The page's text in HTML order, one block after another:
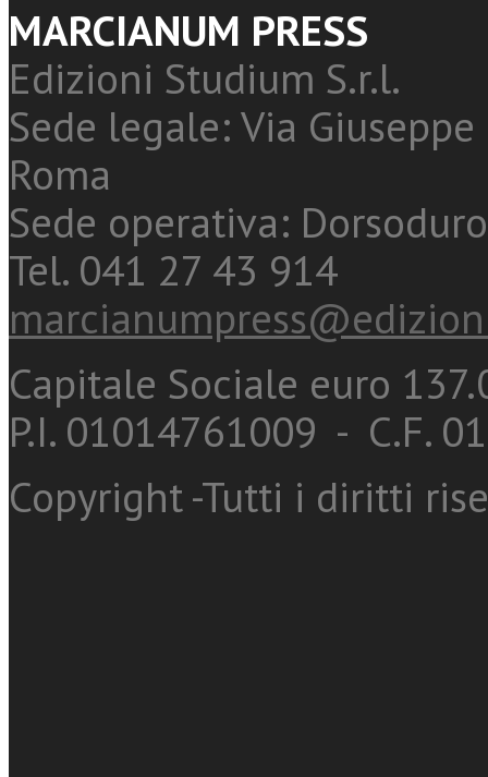
MARCIANUM PRESS
Edizioni Studium S.r.l.
Sede legale: Via
Roma
Sede operativa:
Tel. 041 27 43 914
Capitale Sociale euro
P.I. 01014761009 - C.F.
Copyright -Tutti i diritti